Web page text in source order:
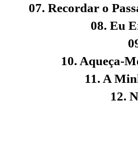
07. Recordar o
08. Eu
10. Aqueça-
11. A
12.